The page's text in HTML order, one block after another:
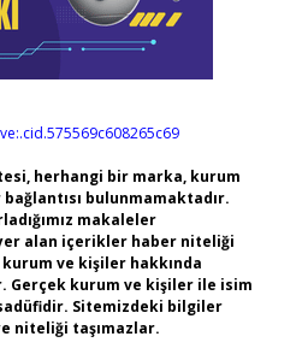
herhangi bir marka, kurum
bulunmamaktadır.
makaleler
alan içerikler haber niteliği
ve kişiler hakkında
Gerçek kurum ve kişiler ile isim
Sitemizdeki bilgiler
niteliği taşımazlar.